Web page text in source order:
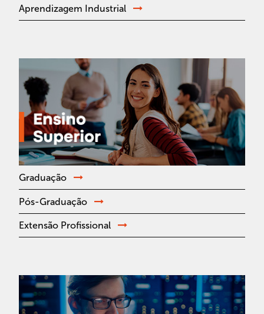
Aprendizagem Industrial
Graduação
Pós-Graduação
Extensão Profissional